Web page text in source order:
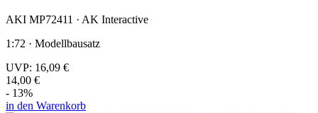
AKI MP72411 · AK Interactive
1:72 · Modellbausatz
UVP: 16,09 €
14,00 €
- 13%
in den Warenkorb